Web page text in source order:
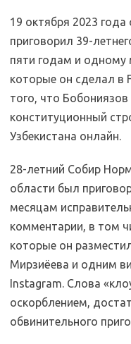
19 октября 2023
приговорил 39-
пяти годам и одному
которые он сделал в
того, что Бобониязов
конституционный
Узбекистана онлайн.
28-летний Собир
области был
месяцам
комментарии, в том
которые он
Мирзиёева и одним
Instagram. Слова
оскорблением,
обвинительного